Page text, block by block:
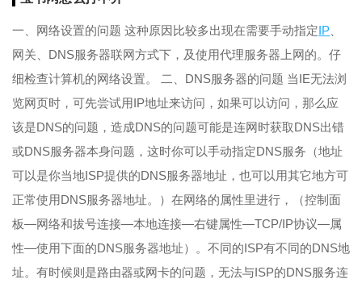
一、网络设置的问题 这种原因比较多出现在需要手动指定IP
网关、DNS服务器联网方式下，及使用代理服务器上网的。仔
细检查计算机的网络设置。 二、DNS服务器的问题 当IE无法浏
览网页时，可先尝试用IP地址来访问，如果可以访问，那么应
该是DNS的问题，造成DNS的问题可能是连网时获取DNS出错
或DNS服务器本身问题，这时你可以手动指定DNS服务（地址
可以是你当地ISP提供的DNS服务器地址，也可以用其它地方可
正常使用DNS服务器地址。）在网络的属性里进行，（控制面
板—网络和拔号连接—本地连接—右键属性—TCP/IP协议—属
性—使用下面的DNS服务器地址）。不同的ISP有不同的DNS地
址。有时候则是路由器或网卡的问题，无法与ISP的DNS服务连